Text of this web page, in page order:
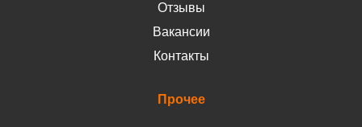
Отзывы
Вакансии
Контакты
Прочее